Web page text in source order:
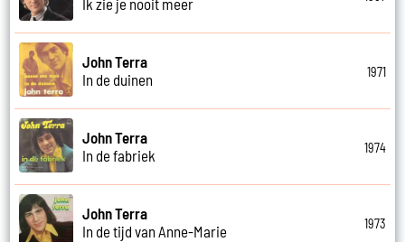
Ik zie je nooit meer
John Terra
In de duinen
1971
John Terra
In de fabriek
1974
John Terra
In de tijd van Anne-Marie
1973